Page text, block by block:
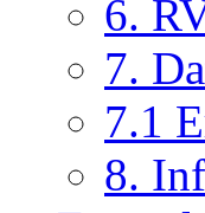
6.
7.
7.1
8.